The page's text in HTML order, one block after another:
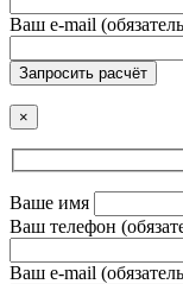
Ваш e-mail
Запросить расчёт
×
Ваше имя
Ваш телефон
Ваш e-mail